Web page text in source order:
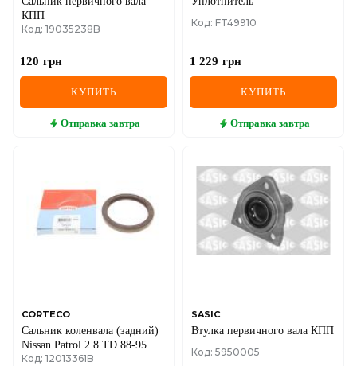
КПП
Код: 19035238B
120 грн
КУПИТЬ
Отправка завтра
Код: FT49910
1 229 грн
КУПИТЬ
Отправка завтра
CORTECO
Сальник коленвала (задний)
Nissan Patrol 2.8 TD 88-95
(80x100x10)
Код: 12013361B
SASIC
Втулка первичного вала КПП
Код: 5950005